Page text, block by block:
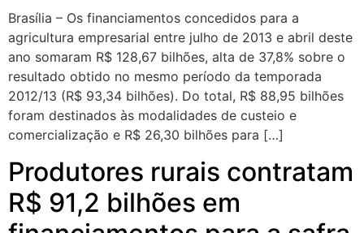
Brasília – Os financiamentos concedidos para a
agricultura empresarial entre julho de 2013 e abril deste
ano somaram R$ 128,67 bilhões, alta de 37,8% sobre o
resultado obtido no mesmo período da temporada
2012/13 (R$ 93,34 bilhões). Do total, R$ 88,95 bilhões
foram destinados às modalidades de custeio e
comercialização e R$ 26,30 bilhões para […]
Produtores rurais contratam
R$ 91,2 bilhões em